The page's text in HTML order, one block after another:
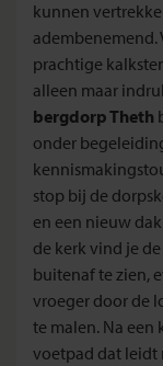
kunnen
prachtige
alleen maar
bergdorp Theth
onder
stop bij de
en een nieuw
de kerk vind je de
buitenaf te zien,
vroeger door de
te malen. Na een
voetpad dat leidt